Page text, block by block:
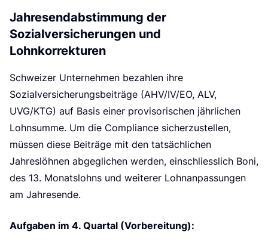
Jahresendabstimmung der
Sozialversicherungen und
Lohnkorrekturen
Schweizer Unternehmen bezahlen ihre
Sozialversicherungsbeiträge (AHV/IV/EO, ALV,
UVG/KTG) auf Basis einer provisorischen jährlichen
Lohnsumme. Um die Compliance sicherzustellen,
müssen diese Beiträge mit den tatsächlichen
Jahreslöhnen abgeglichen werden, einschliesslich Boni,
des 13. Monatslohns und weiterer Lohnanpassungen
am Jahresende.
Aufgaben im 4. Quartal (Vorbereitung):